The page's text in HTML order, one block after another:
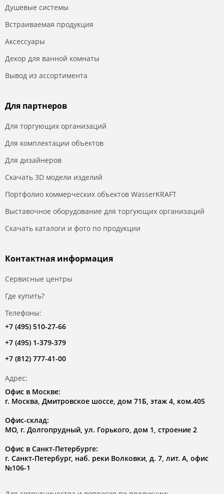
Душевые системы
Встраиваемая продукция
Аксессуары
Декор для ванной комнаты
Вывод из ассортимента
Для партнеров
Для торгующих организаций
Для комплектации объектов
Для дизайнеров
Скачать 3D модели изделий
Портфолио коммерческих объектов WasserKRAFT
Выставочное оборудование для торгующих организаций
Скачать каталоги и фото по продукции
Контактная информация
Сервисные центры
Где купить?
Телефоны:
+7 (495) 510-27-66
+7 (495) 1-379-379
+7 (812) 777-41-00
Адрес:
Офис в Москве:
г. Москва, Дмитровское шоссе, дом 71Б, этаж 4, ком.405
Офис-склад:
МО, г. Долгопрудный, ул. Горького, дом 1, строение 2
Офис в Санкт-Петербурге:
г. Санкт-Петербург, наб. реки Волковки, д. 7, лит. А, офис
№106-1